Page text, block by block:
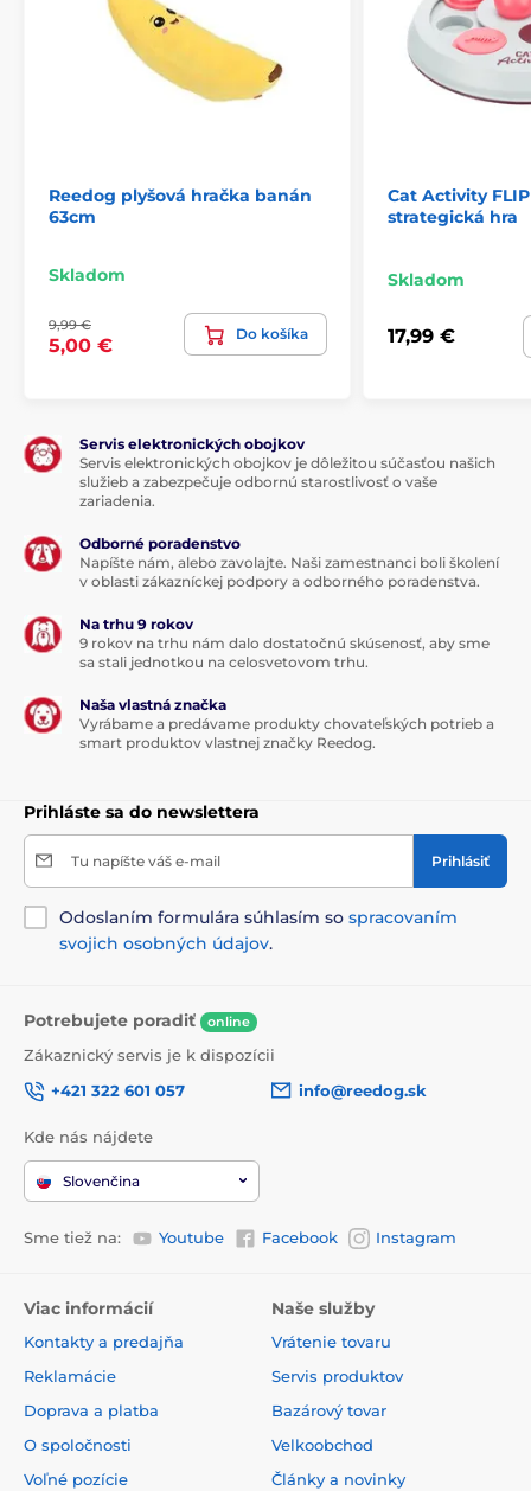
Hryzacie Podľa materiálu Plyšové
Podľa značky Hračky pre psov Reedog
Reedog plyšová hračka banán
63cm
Skladom
9,99 €
5,00 €
Do košíka
Cat Activity
strategická hra
Skladom
17,99 €
Servis elektronických obojkov
Servis elektronických obojkov je dôležitou súčasťou našich
služieb a zabezpečuje odbornú starostlivosť o vaše
zariadenia.
Odborné poradenstvo
Napíšte nám, alebo zavolajte. Naši zamestnanci boli školení
v oblasti zákazníckej podpory a odborného poradenstva.
Na trhu 9 rokov
9 rokov na trhu nám dalo dostatočnú skúsenosť, aby sme
sa stali jednotkou na celosvetovom trhu.
Naša vlastná značka
Vyrábame a predávame produkty chovateľských potrieb a
smart produktov vlastnej značky Reedog.
Prihláste sa do newslettera
Tu napíšte váš e-mail Prihlásiť
Odoslaním formulára súhlasím so spracovaním
svojich osobných údajov.
Potrebujete poradiť online
Zákaznický servis je k dispozícii
+421 322 601 057
info@reedog.sk
Kde nás nájdete
Slovenčina
Sme tiež na: Youtube Facebook Instagram
Viac informácií
Kontakty a predajňa
Reklamácie
Doprava a platba
O spoločnosti
Voľné pozície
Naše služby
Vrátenie tovaru
Servis produktov
Bazárový tovar
Velkoobchod
Články a novinky